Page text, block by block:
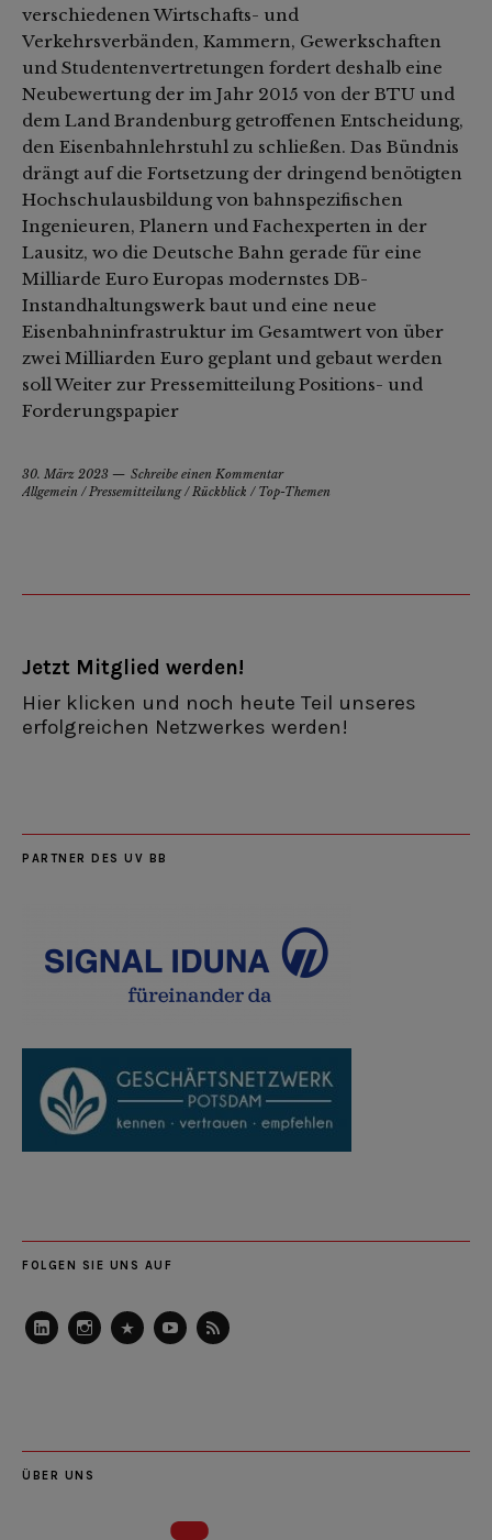
verschiedenen Wirtschafts- und
Verkehrsverbänden, Kammern, Gewerkschaften
und Studentenvertretungen fordert deshalb eine
Neubewertung der im Jahr 2015 von der BTU und
dem Land Brandenburg getroffenen Entscheidung,
den Eisenbahnlehrstuhl zu schließen. Das Bündnis
drängt auf die Fortsetzung der dringend benötigten
Hochschulausbildung von bahnspezifischen
Ingenieuren, Planern und Fachexperten in der
Lausitz, wo die Deutsche Bahn gerade für eine
Milliarde Euro Europas modernstes DB-
Instandhaltungswerk baut und eine neue
Eisenbahninfrastruktur im Gesamtwert von über
zwei Milliarden Euro geplant und gebaut werden
soll Weiter zur Pressemitteilung Positions- und
Forderungspapier
30. März 2023
Schreibe einen Kommentar
Allgemein / Pressemitteilung/ Rückblick / Top-Themen
Jetzt Mitglied werden!
Hier klicken und noch heute Teil unseres
erfolgreichen Netzwerkes werden!
PARTNER DES UV BB
FOLGEN SIE UNS AUF
ÜBER UNS